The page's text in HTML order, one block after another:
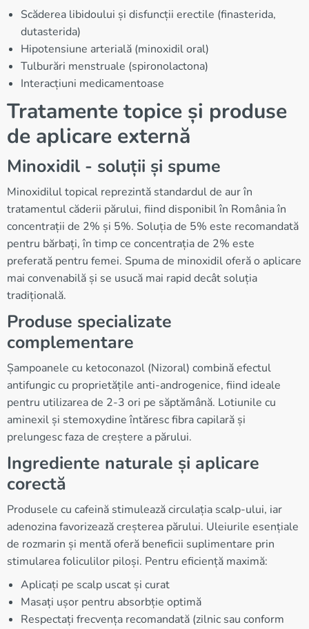
Scăderea libidoului și disfuncții erectile (finasterida,
dutasterida)
Hipotensiune arterială (minoxidil oral)
Tulburări menstruale (spironolactona)
Interacțiuni medicamentoase
Tratamente topice și produse
de aplicare externă
Minoxidil - soluții și spume
Minoxidilul topical reprezintă standardul de aur în
tratamentul căderii părului, fiind disponibil în România în
concentrații de 2% și 5%. Soluția de 5% este recomandată
pentru bărbați, în timp ce concentrația de 2% este
preferată pentru femei. Spuma de minoxidil oferă o aplicare
mai convenabilă și se usucă mai rapid decât soluția
tradițională.
Produse specializate
complementare
Șampoanele cu ketoconazol (Nizoral) combină efectul
antifungic cu proprietățile anti-androgenice, fiind ideale
pentru utilizarea de 2-3 ori pe săptămână. Lotiunile cu
aminexil și stemoxydine întăresc fibra capilară și
prelungesc faza de creștere a părului.
Ingrediente naturale și aplicare
corectă
Produsele cu cafeină stimulează circulația scalp-ului, iar
adenozina favorizează creșterea părului. Uleiurile esențiale
de rozmarin și mentă oferă beneficii suplimentare prin
stimularea foliculilor piloși. Pentru eficiență maximă:
Aplicați pe scalp uscat și curat
Masați ușor pentru absorbție optimă
Respectați frecvența recomandată (zilnic sau conform